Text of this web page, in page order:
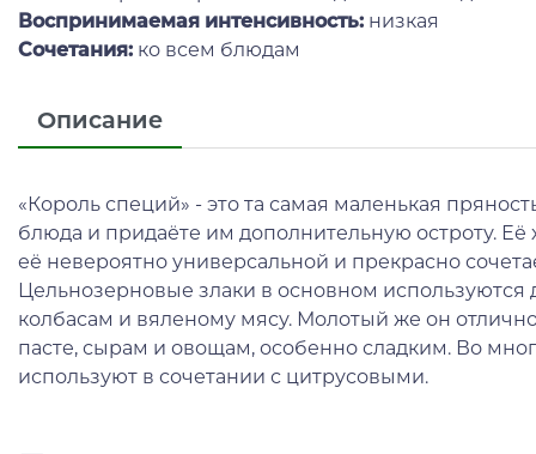
Воспринимаемая интенсивность: низкая
Сочетания: ко всем блюдам
Описание
«Король специй» - это та самая маленькая
блюда и придаёте им дополнительную остроту.
её невероятно универсальной и прекрасно
Цельнозерновые злаки в основном используются
колбасам и вяленому мясу. Молотый же он
пасте, сырам и овощам, особенно сладким. Во
используют в сочетании с цитрусовыми.